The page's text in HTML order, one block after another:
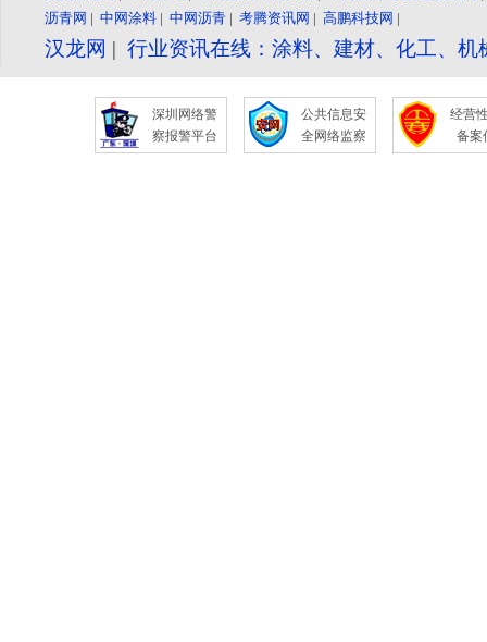
沥青网 | 中网涂料 | 中网沥青 | 考腾资讯网 | 高鹏科技网 |
汉龙网 | 行业资讯在线：涂料、建材、化工、
深圳网络警
察报警平台
公共信息安
全网络监察
经营
备案